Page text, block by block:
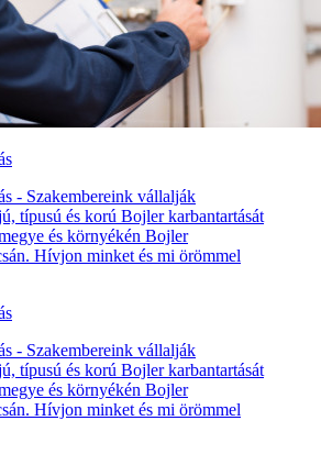
- Szakembereink vállalják
típusú és korú Bojler karbantartását
és környékén Bojler
Hívjon minket és mi örömmel
- Szakembereink vállalják
típusú és korú Bojler karbantartását
és környékén Bojler
Hívjon minket és mi örömmel